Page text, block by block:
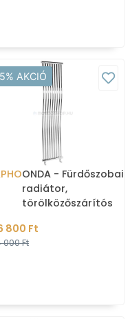
AKCIÓ
ONDA - Fürdőszobai
radiátor,
törölközőszárítós
40x170cm, hullámos
Krómozott
800 Ft
000 Ft